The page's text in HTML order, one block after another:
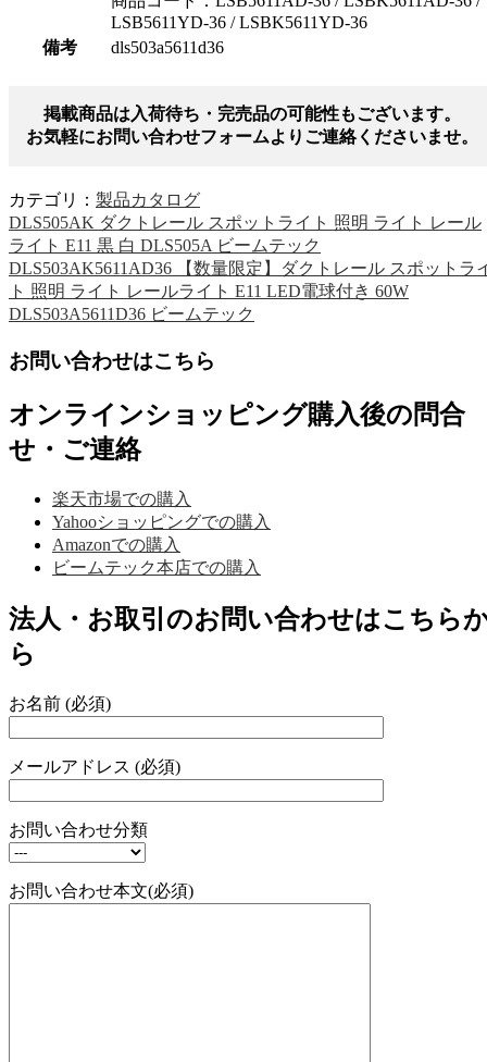
LSB5611YD-36 / LSBK5611YD-36
備考
dls503a5611d36
掲載商品は入荷待ち・完売品の可能性もございます。
お気軽にお問い合わせフォームよりご連絡くださいませ。
カテゴリ： 製品カタログ
DLS505AK ダクトレール スポットライト 照明 ライト レール
ライト E11 黒 白 DLS505A ビームテック
DLS503AK5611AD36 【数量限定】ダクトレール スポットラ
ト 照明 ライト レールライト E11 LED電球付き 60W
DLS503A5611D36 ビームテック
お問い合わせはこちら
オンラインショッピング購入後の問合
せ・ご連絡
楽天市場での購入
Yahooショッピングでの購入
Amazonでの購入
ビームテック本店での購入
法人・お取引のお問い合わせはこちら
ら
お名前 (必須)
メールアドレス (必須)
お問い合わせ分類
お問い合わせ本文(必須)